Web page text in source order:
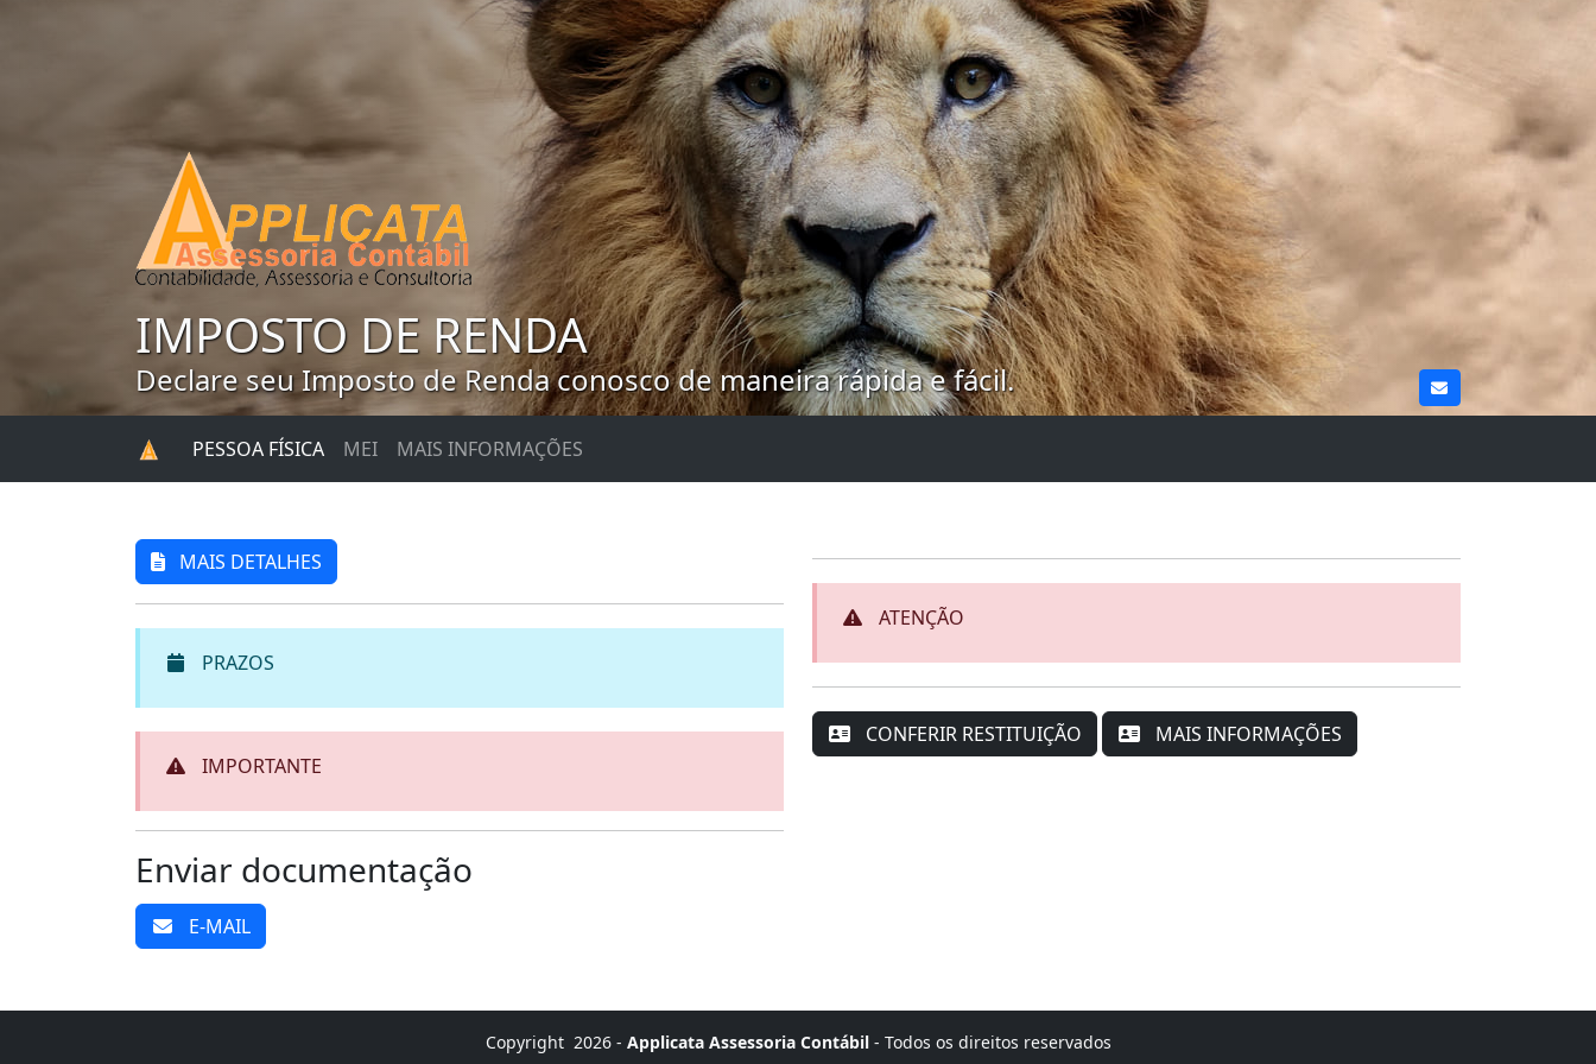
IMPOSTO DE RENDA
Declare seu Imposto de Renda conosco de maneira rápida e fácil.
PESSOA FÍSICA MEI MAIS INFORMAÇÕES
MAIS DETALHES
PRAZOS
IMPORTANTE
Enviar documentação
E-MAIL
ATENÇÃO
CONFERIR RESTITUIÇÃO MAIS INFORMAÇÕES
Copyright 2026 - Applicata Assessoria Contábil- Todos os direitos reservados